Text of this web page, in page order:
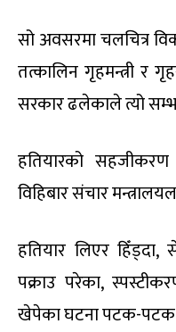
सो अवसरमा चलचित्र
तत्कालिन गृहमन्त्री र
सरकार ढलेकाले त्यो
हतियारको
विहिबार संचार
हतियार लिएर हिँड्दा,
पक्राउ परेका,
खेपेका घटना पटक-